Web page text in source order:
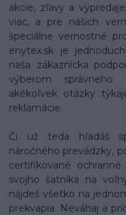
akcie, zľavy a
viac, a pre našich
špeciálne vernostné
enytex.sk je
naša zákaznícka
výberom
akékoľvek otázky
reklamácie.
Či už teda hľadáš
náročného prevádzky,
certifikované
svojho šatníka na
nájdeš všetko na
prekvapia. Neváhaj a